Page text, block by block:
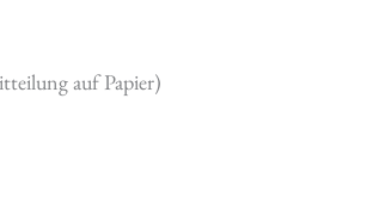
auf Papier)